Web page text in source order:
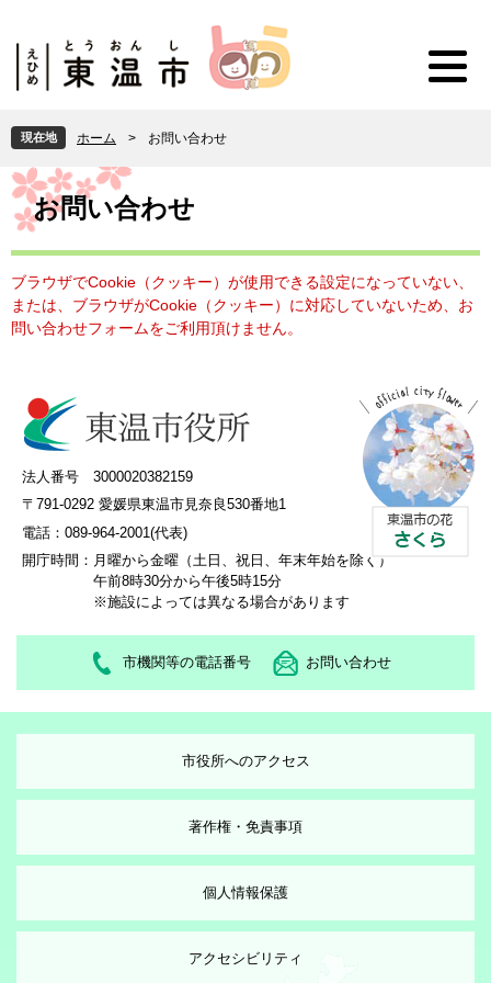
頭
で
す
。
飛
ば
し
て
本
現在地 ホーム > お問い合わせ
本
文 お問い合わせ
ブラウザでCookie（クッキー）が使用できる設定になっていない、
または、ブラウザがCookie（クッキー）に対応していないため、お
問い合わせフォームをご利用頂けません。
法人番号 3000020382159
〒791-0292 愛媛県東温市見奈良530番地1
電話：089-964-2001(代表)
開庁時間： 月曜から金曜（土日、祝日、年末年始を除く）
午前8時30分から午後5時15分
※施設によっては異なる場合があります
市機関等の電話番号 お問い合わせ
市役所へのアクセス
著作権・免責事項
個人情報保護
アクセシビリティ